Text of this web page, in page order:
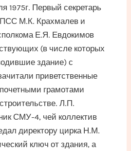
1975г. Первый секретарь
М.К. Крахмалев и
Е.Я. Евдокимов
(в числе которых
здание) с
приветственные
грамотами
Л.П.
СМУ-4, чей коллектив
директору цирка Н.М.
ключ от здания, а